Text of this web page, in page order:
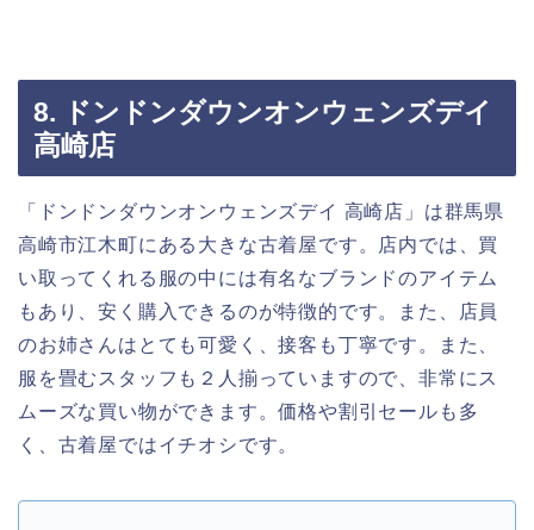
8. ドンドンダウンオンウェンズデイ
高崎店
「ドンドンダウンオンウェンズデイ 高崎店」は群馬県
高崎市江木町にある大きな古着屋です。店内では、買
い取ってくれる服の中には有名なブランドのアイテム
もあり、安く購入できるのが特徴的です。また、店員
のお姉さんはとても可愛く、接客も丁寧です。また、
服を畳むスタッフも２人揃っていますので、非常にス
ムーズな買い物ができます。価格や割引セールも多
く、古着屋ではイチオシです。